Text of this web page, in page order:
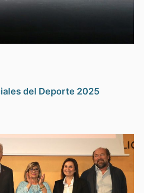
del Deporte 2025